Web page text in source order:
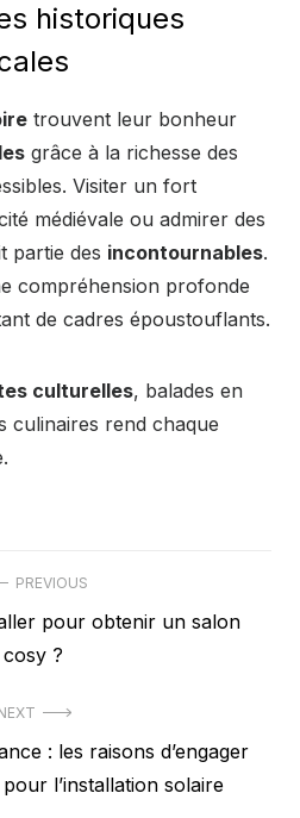
historiques
trouvent leur bonheur
grâce à la richesse des
Visiter un fort
médiévale ou admirer des
partie des incontournables.
compréhension profonde
de cadres époustouflants.
culturelles, balades en
culinaires rend chaque
PREVIOUS
pour obtenir un salon
cosy ?
: les raisons d’engager
l’installation solaire